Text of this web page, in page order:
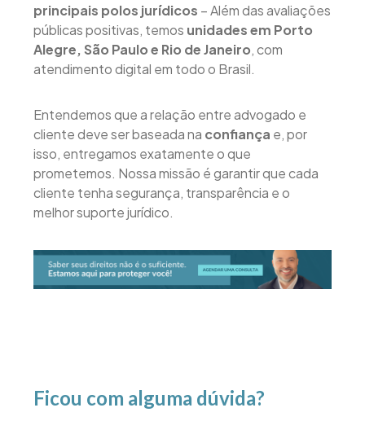
principais polos jurídicos – Além das avaliações
públicas positivas, temos unidades em Porto
Alegre, São Paulo e Rio de Janeiro, com
atendimento digital em todo o Brasil.
Entendemos que a relação entre advogado e
cliente deve ser baseada na confiança e, por
isso, entregamos exatamente o que
prometemos. Nossa missão é garantir que cada
cliente tenha segurança, transparência e o
melhor suporte jurídico.
Ficou com alguma dúvida?